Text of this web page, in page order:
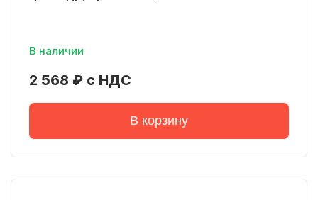
В наличии
2 568 ₽ с НДС
В корзину